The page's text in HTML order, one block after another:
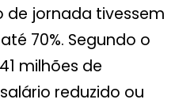
jornada tivessem
70%. Segundo o
milhões de
reduzido ou